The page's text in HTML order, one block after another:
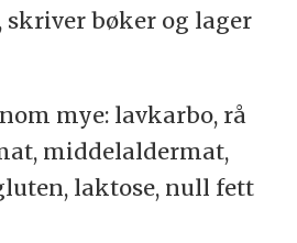
bøker og lager
mye: lavkarbo, rå
middelaldermat,
laktose, null fett